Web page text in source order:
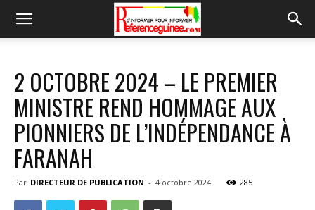
2 OCTOBRE 2024 – LE PREMIER
MINISTRE REND HOMMAGE AUX
PIONNIERS DE L’INDÉPENDANCE À
FARANAH
Par DIRECTEUR DE PUBLICATION - 4 octobre 2024 285